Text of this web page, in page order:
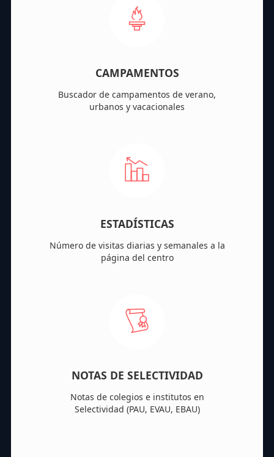
CAMPAMENTOS
Buscador de campamentos de verano,
urbanos y vacacionales
ESTADÍSTICAS
Número de visitas diarias y semanales a la
página del centro
NOTAS DE SELECTIVIDAD
Notas de colegios e institutos en
Selectividad (PAU, EVAU, EBAU)